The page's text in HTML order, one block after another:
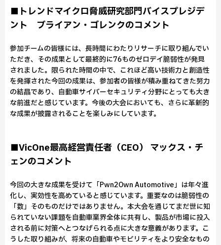
■トレンドマイクロ脅威研究部門バイスプレジデ
ント ブライアン・ゴレンクのコメント
参加チームの皆様には、長時間にわたりリサーチに取り組んでい
ただき、その成果として最終的に76ものゼロデイ脆弱性が発見
されました。限られた時間の中で、これほど高い技術力と創造性
を発揮された今回の成果は、参加者の皆様が積み重ねてきた努力
の結晶であり、自動車サイバーセキュリティ分野にとっても大き
な前進だと感じています。今後の大会においても、さらに革新的
な成果が披露されることを楽しみにしています。
■VicOne最高経営責任者（CEO） マックス・チ
ェンのコメント
今回の大きな成果を受けて「Pwn2Own Automotive」は年々進
化し、実効性を高めていると感じています。重要なのは脆弱性の
「数」そのものだけではありません。本大会を通じてまだ世に知
られていない課題を自動車業界全体に共有し、製品が市場に投入
される前に対策へとつなげられる点に大きな意義があります。こ
うした取り組みが、将来の自動車やモビリティをより安全なもの